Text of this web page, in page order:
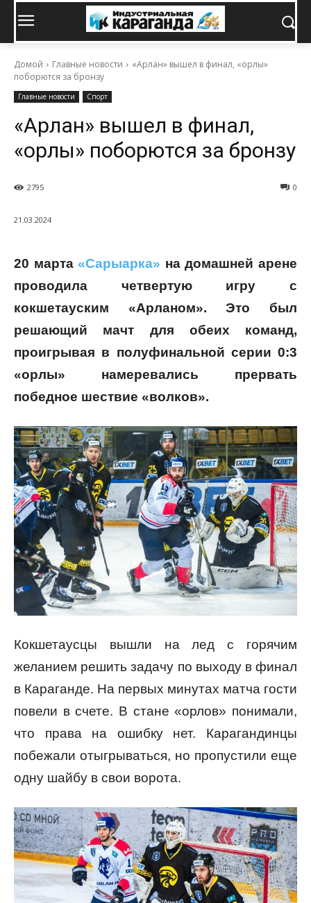
Домой Главные новости
«Арлан» вышел в финал, «орлы»
поборются за бронзу
Главные новости Спорт
«Арлан» вышел в финал,
«орлы» поборются за бронзу
0
2795
21.03.2024
20 марта«Сарыарка» на домашней арене
проводила четвертую игру с
кокшетауским «Арланом». Это был
решающий мачт для обеих команд,
проигрывая в полуфинальной серии 0:3
«орлы» намеревались прервать
победное шествие «волков».
Кокшетаусцы вышли на лед с горячим
желанием решить задачу по выходу в финал
в Караганде. На первых минутах матча гости
повели в счете. В стане «орлов» понимали,
что права на ошибку нет. Карагандинцы
побежали отыгрываться, но пропустили еще
одну шайбу в свои ворота.